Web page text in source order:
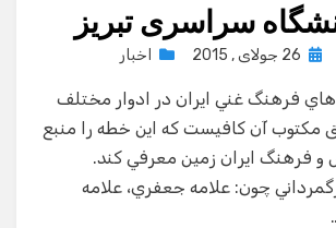
سراسری تبریز
Posted
26 جولای , 2015 اخبار
فرهنگ غني ايران در ادوار مختلف
مكتوب آن كافيست كه اين خطه را منبع
و فرهنگ ايران زمين معرفي كند.
چون: علامه جعفري، علامه